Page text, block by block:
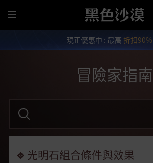
全
部
單
現正優惠中 : 最高 折扣90%
冒險家指南
關
鍵
光明石組合條件與效果